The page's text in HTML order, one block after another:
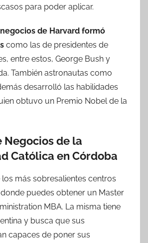
para poder aplicar.
de Harvard formó
como las de presidentes de
entre estos, George Bush y
También astronautas como
desarrolló las habilidades
obtuvo un Premio Nobel de la
Negocios de la
Católica en Córdoba
más sobresalientes centros
puedes obtener un Master
MBA. La misma tiene
y busca que sus
capaces de poner sus